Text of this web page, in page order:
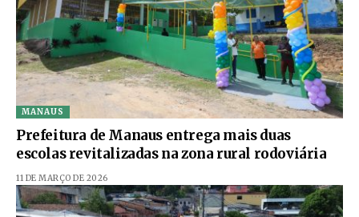
MANAUS
Prefeitura de Manaus entrega mais duas
escolas revitalizadas na zona rural rodoviária
11 DE MARÇO DE 2026